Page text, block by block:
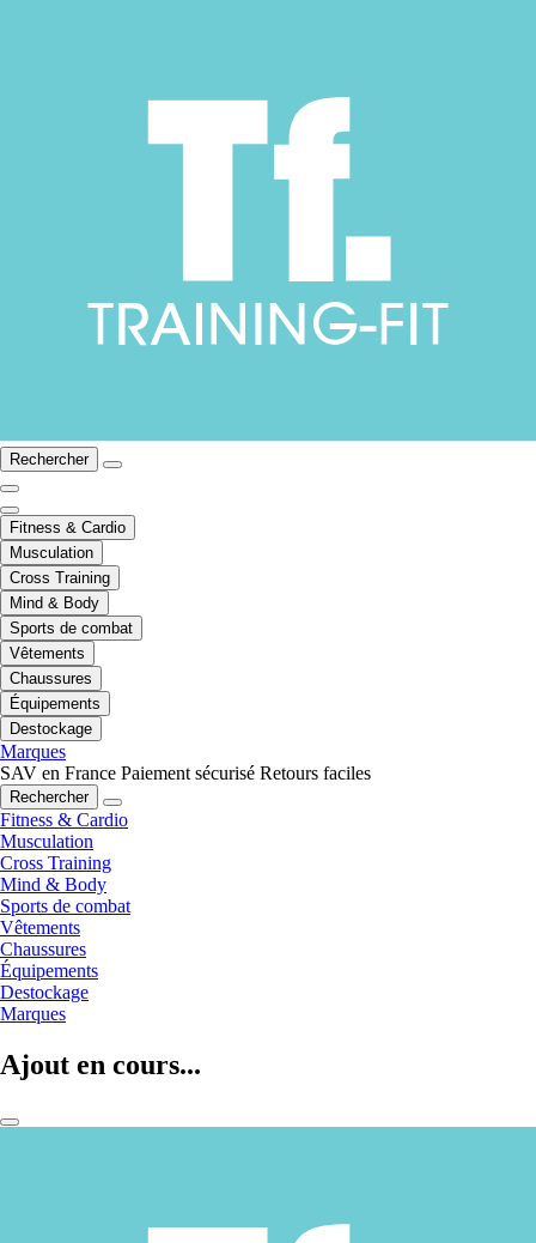
Rechercher
Fitness & Cardio
Musculation
Cross Training
Mind & Body
Sports de combat
Vêtements
Chaussures
Équipements
Destockage
Marques
SAV en France Paiement sécurisé Retours faciles
Rechercher
Fitness & Cardio
Musculation
Cross Training
Mind & Body
Sports de combat
Vêtements
Chaussures
Équipements
Destockage
Marques
Ajout en cours...